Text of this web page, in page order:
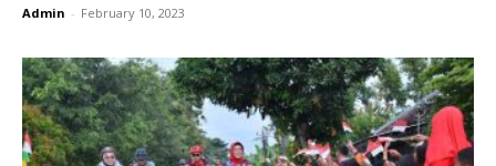
Admin - February 10, 2023